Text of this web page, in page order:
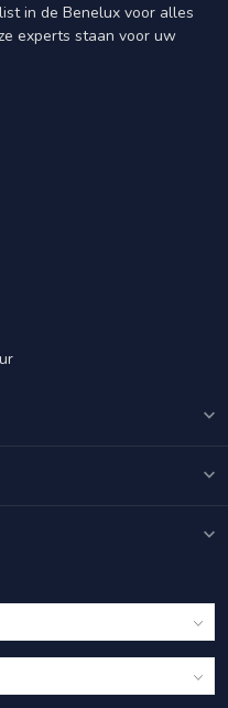
in de Benelux voor alles
experts staan voor uw